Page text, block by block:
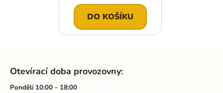
DO KOŠÍKU
Otevírací doba provozovny:
Pondělí 10:00 - 18:00